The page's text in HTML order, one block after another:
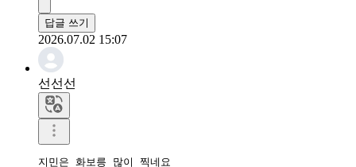
답글 쓰기
2026.07.02 15:07
선선선
지민은 화보릉 많이 찍네요